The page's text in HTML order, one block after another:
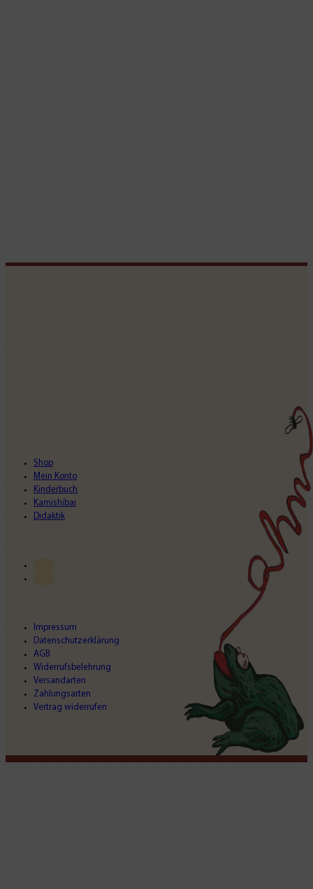
Shop
Mein Konto
Kinderbuch
Kamishibai
Didaktik
Impressum
Datenschutzerklärung
AGB
Widerrufsbelehrung
Versandarten
Zahlungsarten
Vertrag widerrufen